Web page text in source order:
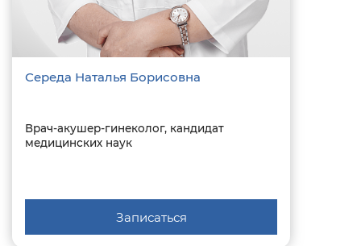
Середа Наталья Борисовна
Врач-акушер-гинеколог, кандидат
медицинских наук
Записаться